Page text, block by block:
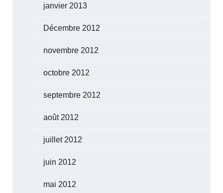
janvier 2013
Décembre 2012
novembre 2012
octobre 2012
septembre 2012
août 2012
juillet 2012
juin 2012
mai 2012